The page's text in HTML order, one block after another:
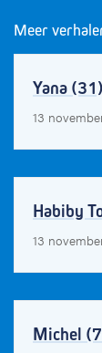
Meer
Yana
13
Habiby
13
Michel